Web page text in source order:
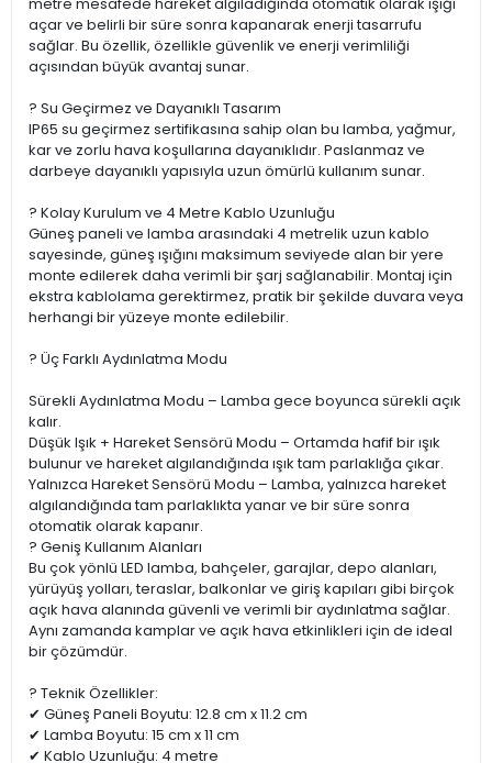
açar ve belirli bir süre sonra kapanarak enerji tasarrufu
sağlar. Bu özellik, özellikle güvenlik ve enerji verimliliği
açısından büyük avantaj sunar.
? Su Geçirmez ve Dayanıklı Tasarım
IP65 su geçirmez sertifikasına sahip olan bu lamba, yağmur,
kar ve zorlu hava koşullarına dayanıklıdır. Paslanmaz ve
darbeye dayanıklı yapısıyla uzun ömürlü kullanım sunar.
? Kolay Kurulum ve 4 Metre Kablo Uzunluğu
Güneş paneli ve lamba arasındaki 4 metrelik uzun kablo
sayesinde, güneş ışığını maksimum seviyede alan bir yere
monte edilerek daha verimli bir şarj sağlanabilir. Montaj için
ekstra kablolama gerektirmez, pratik bir şekilde duvara veya
herhangi bir yüzeye monte edilebilir.
? Üç Farklı Aydınlatma Modu
Sürekli Aydınlatma Modu – Lamba gece boyunca sürekli açık
kalır.
Düşük Işık + Hareket Sensörü Modu – Ortamda hafif bir ışık
bulunur ve hareket algılandığında ışık tam parlaklığa çıkar.
Yalnızca Hareket Sensörü Modu – Lamba, yalnızca hareket
algılandığında tam parlaklıkta yanar ve bir süre sonra
otomatik olarak kapanır.
? Geniş Kullanım Alanları
Bu çok yönlü LED lamba, bahçeler, garajlar, depo alanları,
yürüyüş yolları, teraslar, balkonlar ve giriş kapıları gibi birçok
açık hava alanında güvenli ve verimli bir aydınlatma sağlar.
Aynı zamanda kamplar ve açık hava etkinlikleri için de ideal
bir çözümdür.
? Teknik Özellikler:
✔ Güneş Paneli Boyutu: 12.8 cm x 11.2 cm
✔ Lamba Boyutu: 15 cm x 11 cm
✔ Kablo Uzunluğu: 4 metre